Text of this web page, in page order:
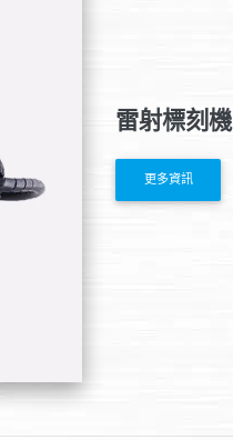
雷射標刻機
更多資訊